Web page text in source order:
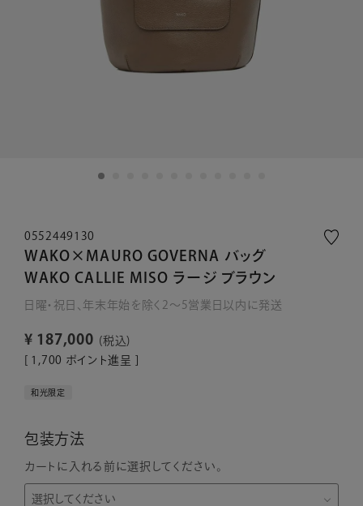
0552449130
WAKO×MAURO GOVERNA バッグ
WAKO CALLIE MISO ラージ ブラウン
日曜・祝日、年末年始を除く2～5営業日以内に発送
¥ 187,000
税込
1,700 ポイント進呈 ]
和光限定
包装方法
カートに入れる前に選択してください。